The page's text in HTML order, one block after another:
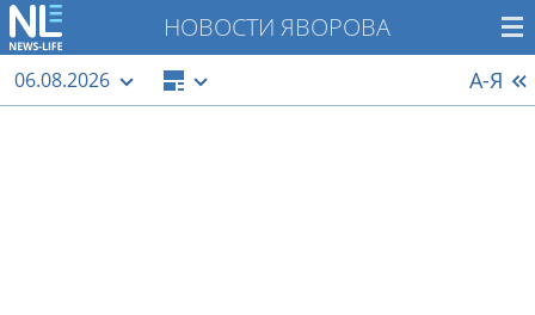
НОВОСТИ ЯВОРОВА
06.08.2026 А-Я